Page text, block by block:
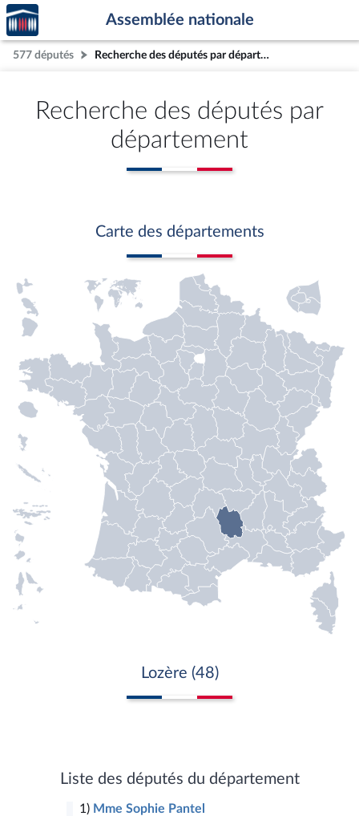
Aller au contenu
Aller en bas de la page
Accèder
à la
page
d'accueil
Assemblée nationale
577 députés Recherche des députés par département
Recherche des députés par
département
Carte des départements
Lozère (48)
Liste des députés du département
1) Mme Sophie Pantel